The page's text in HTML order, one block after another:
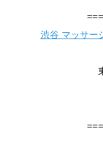
渋谷 マッサー